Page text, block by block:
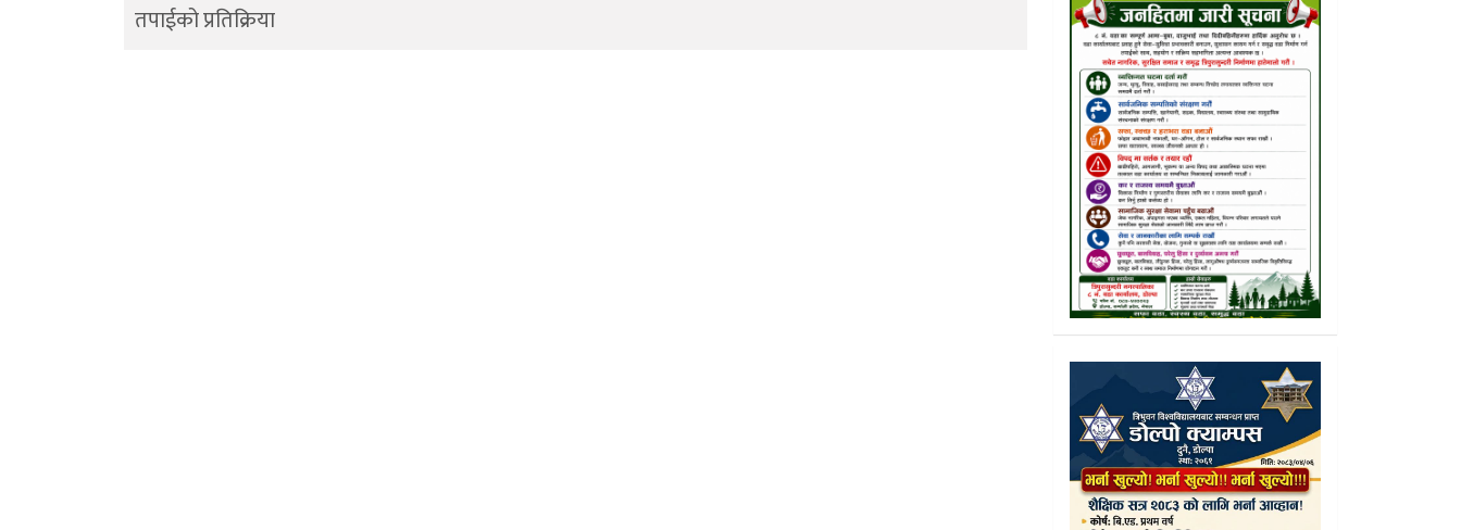
तपाईको प्रतिक्रिया